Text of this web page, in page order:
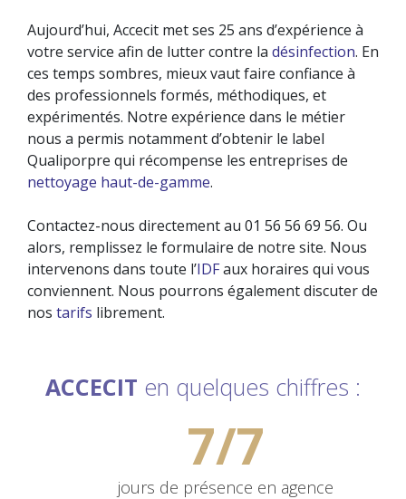
Aujourd’hui, Accecit met ses 25 ans d’expérience à
votre service afin de lutter contre la désinfection. En
ces temps sombres, mieux vaut faire confiance à
des professionnels formés, méthodiques, et
expérimentés. Notre expérience dans le métier
nous a permis notamment d’obtenir le label
Qualiporpre qui récompense les entreprises de
nettoyage haut-de-gamme.
Contactez-nous directement au 01 56 56 69 56. Ou
alors, remplissez le formulaire de notre site. Nous
intervenons dans toute l’IDFaux horaires qui vous
conviennent. Nous pourrons également discuter de
nos tarifs librement.
ACCECIT en quelques chiffres :
7/7
jours de présence en agence